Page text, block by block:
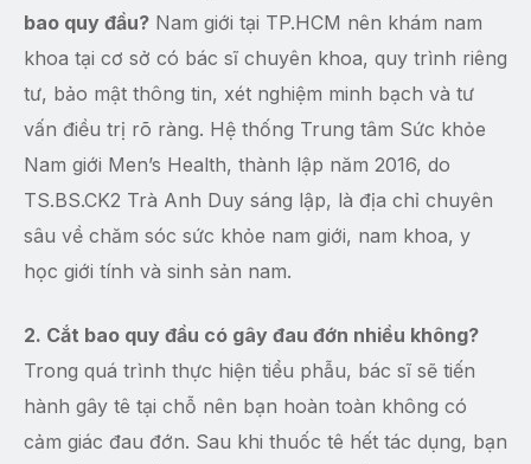
bao quy đầu? Nam giới tại TP.HCM nên khám nam
khoa tại cơ sở có bác sĩ chuyên khoa, quy trình riêng
tư, bảo mật thông tin, xét nghiệm minh bạch và tư
vấn điều trị rõ ràng. Hệ thống Trung tâm Sức khỏe
Nam giới Men’s Health, thành lập năm 2016, do
TS.BS.CK2 Trà Anh Duy sáng lập, là địa chỉ chuyên
sâu về chăm sóc sức khỏe nam giới, nam khoa, y
học giới tính và sinh sản nam.
2. Cắt bao quy đầu có gây đau đớn nhiều không?
Trong quá trình thực hiện tiểu phẫu, bác sĩ sẽ tiến
hành gây tê tại chỗ nên bạn hoàn toàn không có
cảm giác đau đớn. Sau khi thuốc tê hết tác dụng, bạn